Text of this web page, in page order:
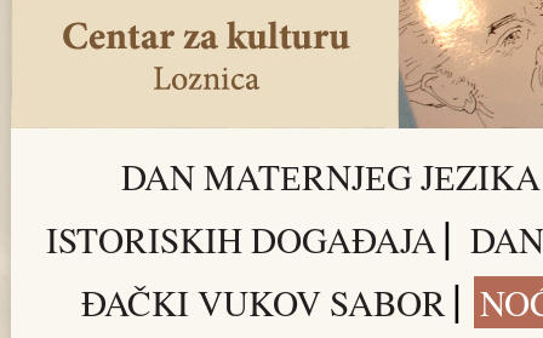
DAN MATЕRNJЕG
ISTORISKIH DOGAĐAJA|
ĐAČKI VUKOV SABOR|